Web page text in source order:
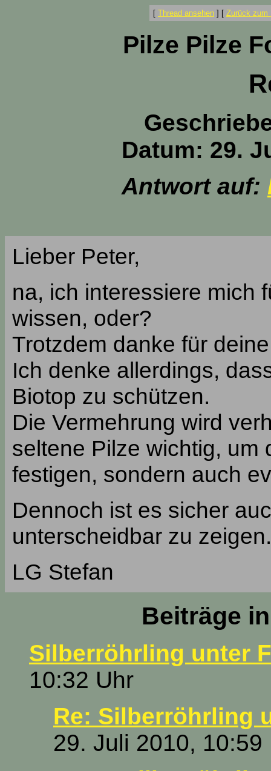
[ Thread ansehen ] [ Zurück zum
Pilze Pilze
Datum: 29.
Antwort auf:
Lieber Peter,
na, ich interessiere mich
wissen, oder?
Trotzdem danke für
Ich denke allerdings,
Biotop zu schützen.
Die Vermehrung wird
seltene Pilze wichtig, um
festigen, sondern auch
Dennoch ist es sicher
unterscheidbar zu zeigen.
LG Stefan
Beiträge
Silberröhrling unter
10:32 Uhr
Re: Silberröhrling
29. Juli 2010, 10:59